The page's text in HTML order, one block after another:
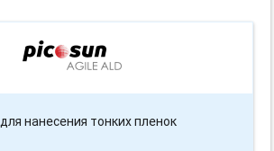
нанесения тонких пленок